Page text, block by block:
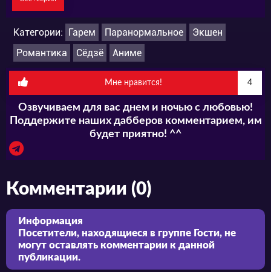
Категории: Гарем Паранормальное
Экшен
Романтика
Сёдзё Аниме
Мне нравится! 4
Озвучиваем для вас днем и ночью с любовью!
Поддержите наших дабберов комментарием, им
будет приятно! ^^
Комментарии (0)
Информация
Посетители, находящиеся в группе Гости, не
могут оставлять комментарии к данной
публикации.